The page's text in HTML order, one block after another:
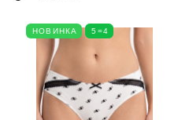
НОВИНКА 5=4